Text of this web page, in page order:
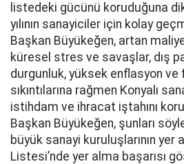
listedeki gücünü koruduğuna
yılının sanayiciler için kolay
Başkan Büyükeğen, artan
küresel stres ve savaşlar, dış
durgunluk, yüksek enflasyon ve
sıkıntılarına rağmen Konyalı
istihdam ve ihracat iştahını
Başkan Büyükeğen, şunları
büyük sanayi kuruluşlarının yer
Listesi’nde yer alma başarısı